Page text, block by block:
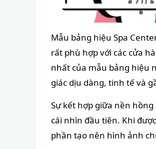
Mẫu bảng hiệu Spa
rất phù hợp với các cửa
nhất của mẫu bảng hiệu
giác dịu dàng, tinh tế và
Sự kết hợp giữa nền
cái nhìn đầu tiên. Khi
phần tạo nên hình ảnh